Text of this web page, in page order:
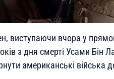
вчора у
з дня смерті Усами Бін
американські війська